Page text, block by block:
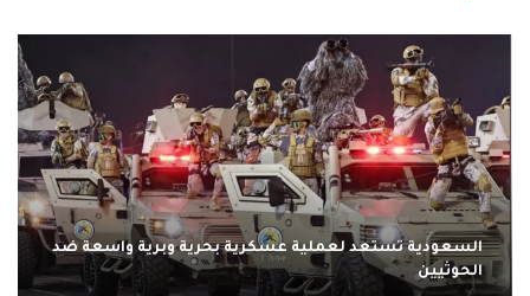
السعودية تستعد لعملية عسكرية بحرية وبرية واسعة ضد
الحوثيين